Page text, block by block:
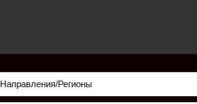
Направления/Регионы